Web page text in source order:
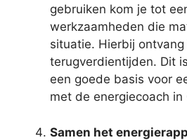
gebruiken kom je tot
werkzaamheden die
situatie. Hierbij
terugverdientijden. Dit
een goede basis voor
met de energiecoach in
Samen het